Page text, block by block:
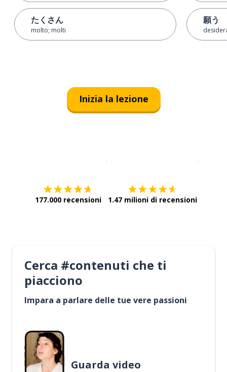
たくさん
molto; molti
願う
Inizia la lezione
177.000 recensioni 1.47 milioni di recensioni
Cerca #contenuti che ti
piacciono
Impara a parlare delle tue vere passioni
Guarda video